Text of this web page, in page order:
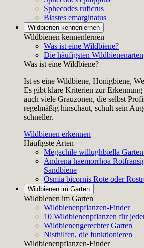
Sphecodes ruficrus
Biastes emarginatus
Wildbienen kennenlernen
Wildbienen kennenlernen
Was ist eine Wildbiene?
Die häufigsten Wildbienenarten
Was ist eine Wildbiene?
Ist es eine Wildbiene, Honigbiene,
Es gibt klare Kriterien zur
auch viele Grauzonen, die selbst
regelmäßig hinschaut, schult sein
schneller.
Wildbienen erkennen
Häufigste Arten
Megachile willughbiella
Andrena haemorrhoa
Sandbiene
Osmia bicornis Rote oder
Wildbienen im Garten
Wildbienen im Garten
Wildbienenpflanzen-Finder
10 Wildbienenpflanzen für
Wildbienengerechter Garten
Nisthilfen, die funktionieren
Wildbienenpflanzen-Finder